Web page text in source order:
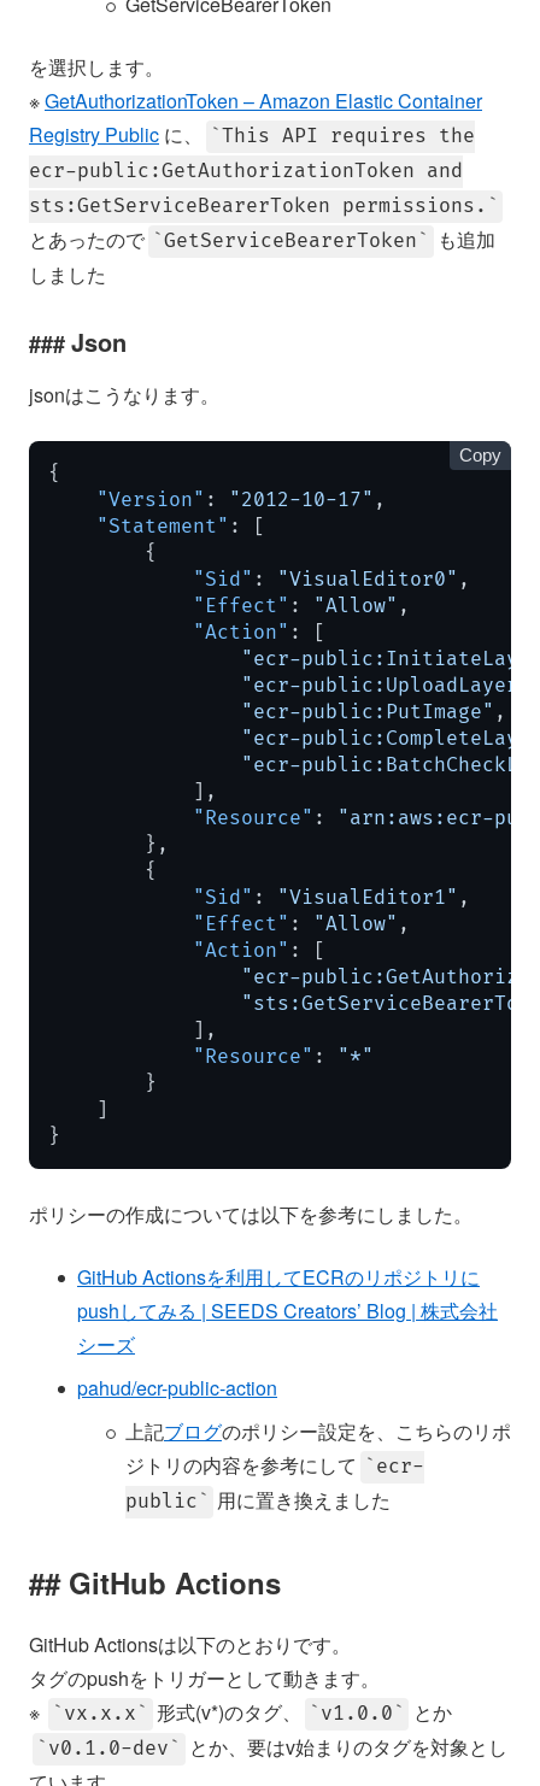
を選択します。
※GetAuthorizationToken – Amazon Elastic Container
Registry Public に、
This API requires the
ecr-public:GetAuthorizationToken and
sts:GetServiceBearerToken permissions.
とあったので GetServiceBearerToken
も追加
しました
Json
jsonはこうなります。
{
"Version" : "2012-10-17" ,
"Statement" :
[
{
"Sid" : "VisualEditor0" ,
"Effect" : "Allow" ,
"Action" :
[
"ecr-
"ecr-
"ecr-public:PutImage" ,
"ecr-
"ecr-
] ,
"Resource" :
"arn:aws:ecr-
} ,
{
"Sid" : "VisualEditor1" ,
"Effect" : "Allow" ,
"Action" :
[
"ecr-
] ,
"Resource" :
"*"
}
]
}
Copy
ポリシーの作成については以下を参考にしました。
GitHub Actionsを利用してECRのリポジトリに
pushしてみる | SEEDS Creators’ Blog | 株式会社
シーズ
pahud/ecr-public-action
上記ブログのポリシー設定を、こちらのリポ
ジトリの内容を参考にして
ecr-
public
用に置き換えました
GitHub Actions
GitHub Actionsは以下のとおりです。
タグのpushをトリガーとして動きます。
※
vx.x.x 形式(v*)のタグ、 v1.0.0 とか
v0.1.0-dev
とか、要はv始まりのタグを対象とし